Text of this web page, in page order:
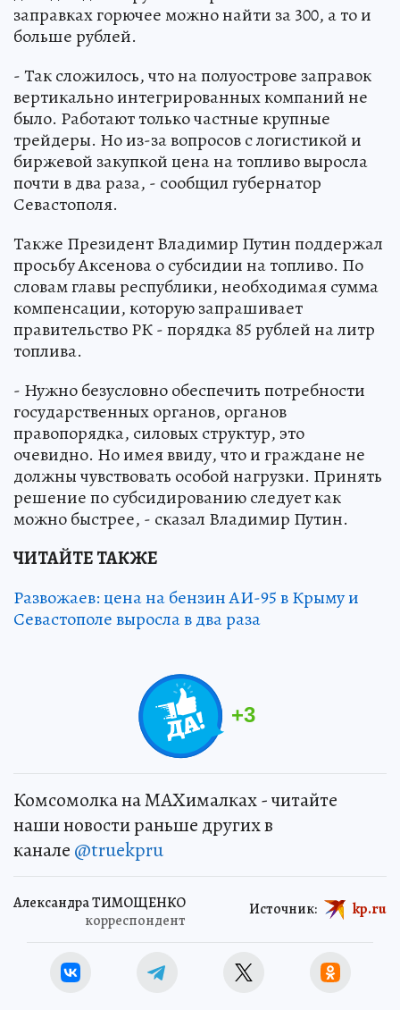
заправках горючее можно найти за 300, а то и
больше рублей.
- Так сложилось, что на полуострове заправок
вертикально интегрированных компаний не
было. Работают только частные крупные
трейдеры. Но из-за вопросов с логистикой и
биржевой закупкой цена на топливо выросла
почти в два раза, - сообщил губернатор
Севастополя.
Также Президент Владимир Путин поддержал
просьбу Аксенова о субсидии на топливо. По
словам главы республики, необходимая сумма
компенсации, которую запрашивает
правительство РК - порядка 85 рублей на литр
топлива.
- Нужно безусловно обеспечить потребности
государственных органов, органов
правопорядка, силовых структур, это
очевидно. Но имея ввиду, что и граждане не
должны чувствовать особой нагрузки. Принять
решение по субсидированию следует как
можно быстрее, - сказал Владимир Путин.
ЧИТАЙТЕ ТАКЖЕ
Развожаев: цена на бензин АИ-95 в Крыму и
Севастополе выросла в два раза
+3
Комсомолка на MAXималках - читайте
наши новости раньше других в
канале @truekpru
Александра ТИМОЩЕНКО
корреспондент
Источник: kp.ru